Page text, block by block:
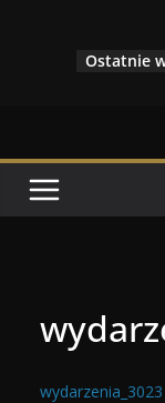
Ostatnie
wydarzenia_3023